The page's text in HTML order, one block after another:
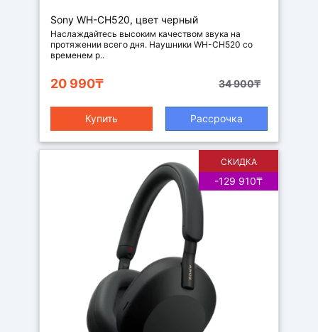
Наушники
Sony WH-CH520, цвет черный
Наслаждайтесь высоким качеством звука на
протяжении всего дня. Наушники WH-CH520 со
временем р..
34 900₸
20 990₸
Купить Рассрочка
СКИДКА
-129 910₸